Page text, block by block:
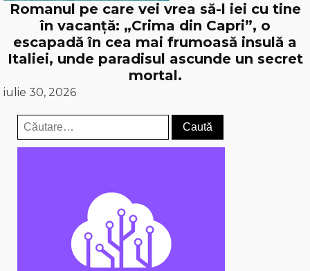
Romanul pe care vei vrea să-l iei cu tine
în vacanță: „Crima din Capri”, o
escapadă în cea mai frumoasă insulă a
Italiei, unde paradisul ascunde un secret
mortal.
iulie 30, 2026
Caută
după: